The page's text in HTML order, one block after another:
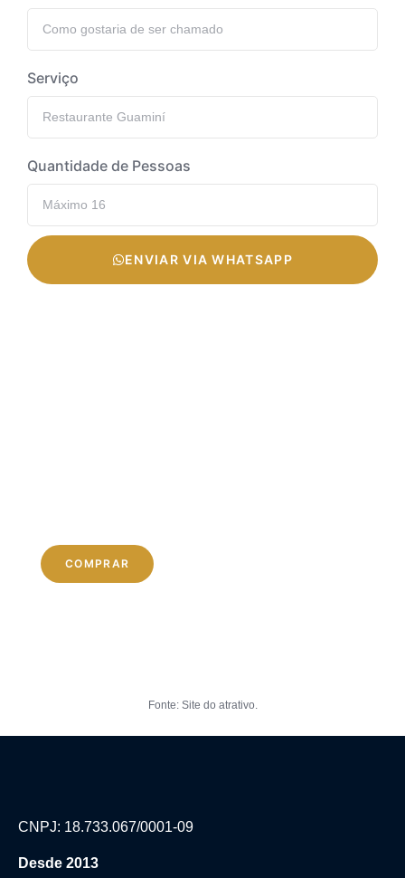
Serviço
Quantidade de Pessoas
ENVIAR VIA WHATSAPP
COMPRAR
Fonte: Site do atrativo.
CNPJ: 18.733.067/0001-09
Desde 2013